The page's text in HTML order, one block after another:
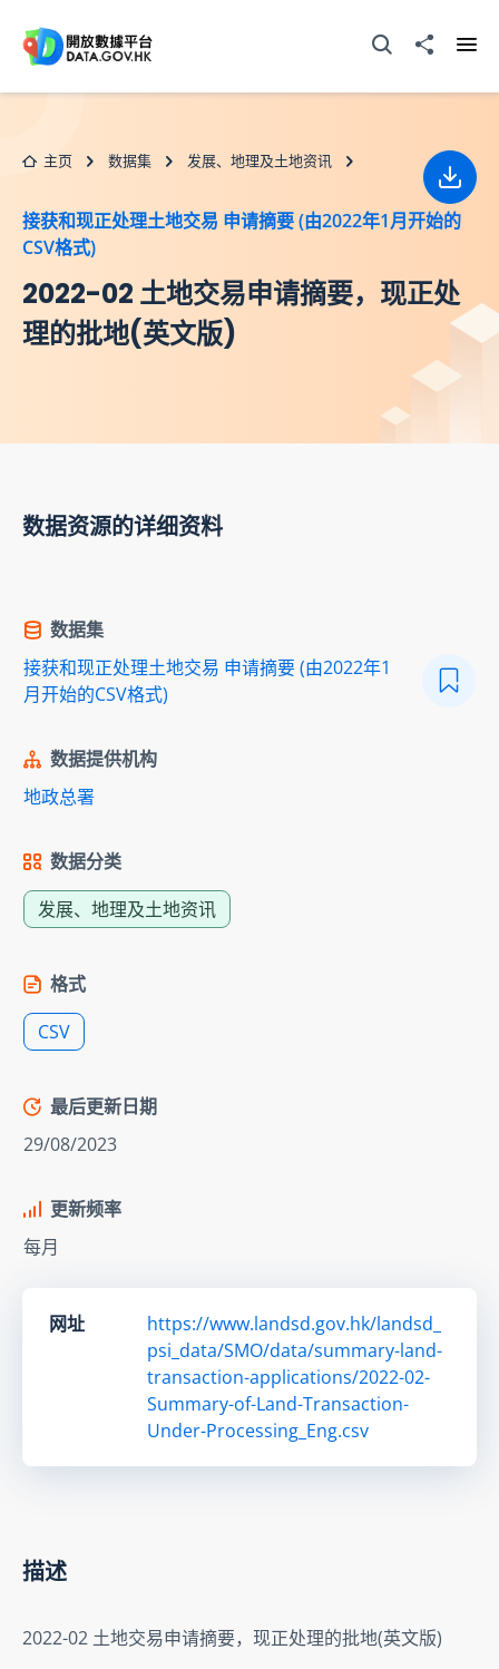
打开搜寻器分享至
主页 数据集 发展、地理及土地资讯
接获和现正处理土地交易 申请摘要 (由2022年1月开始的
CSV格式)
2022-02 土地交易申请摘要，现正处
理的批地(英文版)
下载
数据资源的详细资料
数据集
接获和现正处理土地交易 申请摘要 (由2022年1
月开始的CSV格式)
数据提供机构
地政总署
数据分类
发展、地理及土地资讯
格式
CSV
最后更新日期
29/08/2023
更新频率
每月
网址
https://www.landsd.gov.hk/landsd_
psi_data/SMO/data/summary-land-
transaction-applications/2022-02-
Summary-of-Land-Transaction-
Under-Processing_Eng.csv
描述
2022-02 土地交易申请摘要，现正处理的批地(英文版)